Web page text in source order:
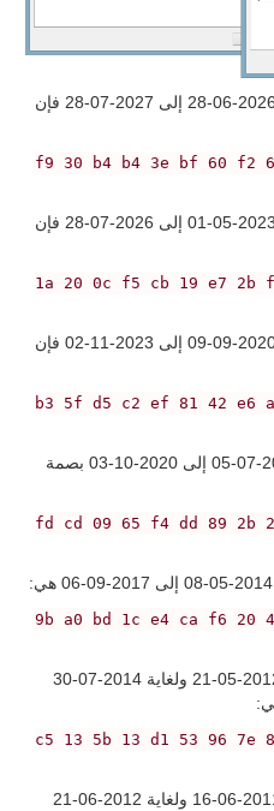
بالنسبة للشهادة الصالحة للفترة من 2026-06-28 إلى 2027-07-28 فإن
f9 30 b4 b4 3e bf 60 f2
بالنسبة للشهادة الصالحة للفترة من 2023-05-01 إلى 2026-07-28 فإن
1a 20 0c f5 cb 19 e7 2b
بالنسبة للشهادة الصالحة للفترة من 2020-09-09 إلى 2023-11-02 فإن
07 89 b3 5f d5 c2 ef 81 42
للحصول على شهادة صالحة من 2017-07-05 إلى 2020-10-03 بصمة
89 fd cd 09 65 f4 dd 89
9b a0 bd 1c e4 ca f6 20
شهادة البرنامج الصالحة للفترة من 2012-05-21 ولغاية 2014-07-30
84 c5 13 5b 13 d1 53 96
شهادة البرنامج الصالحة للفترة من 2011-06-16 ولغاية 2012-06-21